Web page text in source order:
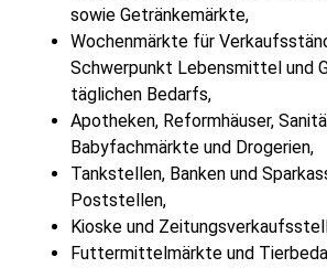
sowie Getränkemärkte,
Wochenmärkte für
Schwerpunkt Lebensmittel und
täglichen Bedarfs,
Apotheken, Reformhäuser,
Babyfachmärkte und Drogerien,
Tankstellen, Banken und
Poststellen,
Kioske und
Futtermittelmärkte und